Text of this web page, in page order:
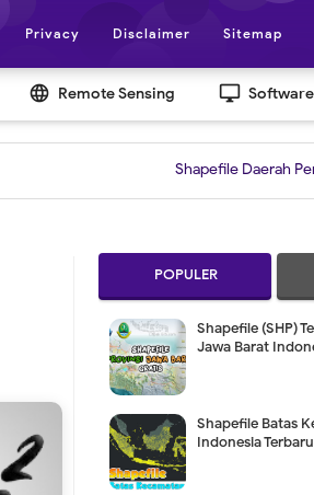
Privacy Disclaimer Sitemap
language Remote Sensing desktop_windows Software
Shapefile Daerah
POPULER
Shapefile (SHP)
Jawa Barat
Shapefile Batas
Indonesia Terbaru